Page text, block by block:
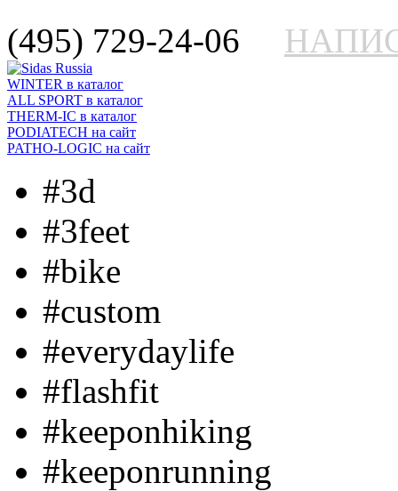
(495) 729-24-06
WINTER в каталог
ALL SPORT в каталог
THERM-IC в каталог
PODIATECH на сайт
PATHO-LOGIC на сайт
#3d
#3feet
#bike
#custom
#everydaylife
#flashfit
#keeponhiking
#keeponrunning